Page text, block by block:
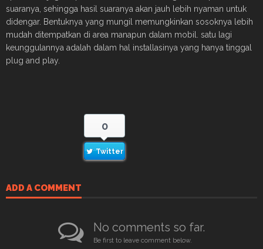
suaranya, sehingga hasil suaranya akan jauh lebih nyaman untuk
didengar. Bentuknya yang mungil memungkinkan sosoknya lebih
mudah ditempatkan di area manapun dalam mobil. satu lagi
keunggulannya adalah dalam hal installasinya yang hanya tinggal
plug and play.
0
Twitter
ADD A COMMENT
No comments so far.
Be first to leave comment below.